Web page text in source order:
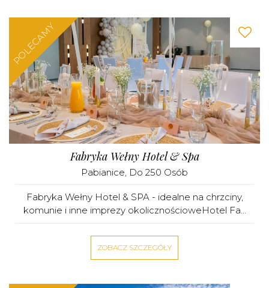
POLECAMY
Fabryka Wełny Hotel & Spa
Pabianice , Do 250 Osób
Fabryka Wełny Hotel & SPA - idealne na chrzciny,
komunie i inne imprezy okolicznościoweHotel Fa...
ZOBACZ SZCZEGÓŁY